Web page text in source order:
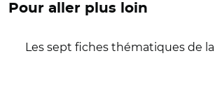
Pour aller plus loin
Les sept fiches thématiques de la